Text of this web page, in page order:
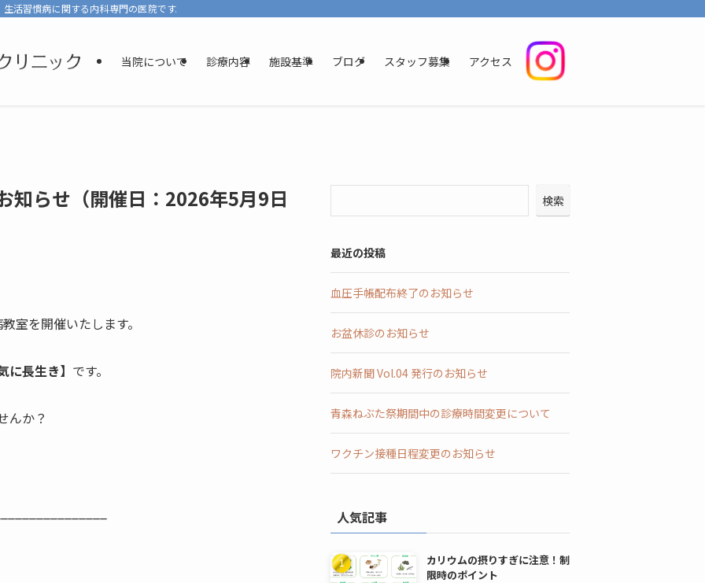
活習慣病に関する内科専門の医院です。少しでもリラックスして診療を受けていただけるように、明るく清潔感のある環境を整えております。地域の皆様に信
当院について 診療内容 施設基準 ブログ スタッフ募集 アクセス
知らせ（開催日：2026年5月9日
室を開催いたします。
に長生き】 です。
んか？
検索
最近の投稿
血圧手帳配布終了のお知らせ
お盆休診のお知らせ
院内新聞 Vol.04 発行のお知らせ
青森ねぶた祭期間中の診療時間変更について
ワクチン接種日程変更のお知らせ
人気記事
カリウムの摂りすぎに注意！制
限時のポイント